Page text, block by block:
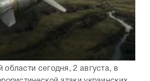
области сегодня, 2 августа, в